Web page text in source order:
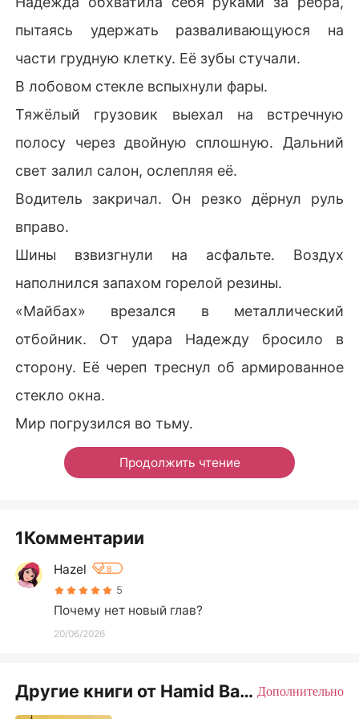
пытаясь удержать разваливающуюся на
части грудную клетку. Её зубы стучали.
В лобовом стекле вспыхнули фары.
Тяжёлый грузовик выехал на встречную
полосу через двойную сплошную. Дальний
свет залил салон, ослепляя её.
Водитель закричал. Он резко дёрнул руль
вправо.
Шины взвизгнули на асфальте. Воздух
наполнился запахом горелой резины.
«Майбах» врезался в металлический
отбойник. От удара Надежду бросило в
сторону. Её череп треснул об армированное
стекло окна.
Мир погрузился во тьму.
Продолжить чтение
1Комментарии
Hazel 8
5
Почему нет новый глав?
20/06/2026
Другие книги от Hamid Bawdekar Дополнительно